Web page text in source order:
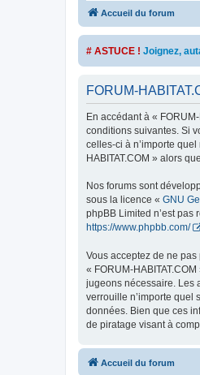
Accueil du forum
# ASTUCE ! Joignez,
FORUM-
En accédant à «
conditions suivantes. Si
celles-ci à n’importe
HABITAT.COM » alors
Nos forums sont
sous la licence « GNU
phpBB Limited n’est
https://www.phpbb.com/
Vous acceptez de ne
« FORUM-
jugeons nécessaire. Les
verrouille n’importe quel
données. Bien que ces
de piratage visant à
Accueil du forum